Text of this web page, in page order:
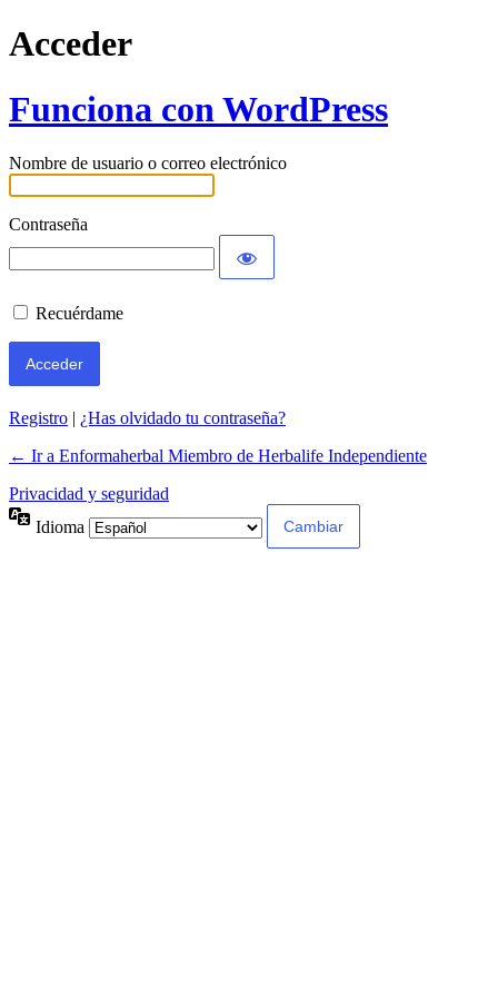
Acceder
Funciona con WordPress
Nombre de usuario o correo electrónico
Contraseña
Recuérdame
Registro | ¿Has olvidado tu contraseña?
← Ir a Enformaherbal Miembro de Herbalife Independiente
Privacidad y seguridad
Idioma